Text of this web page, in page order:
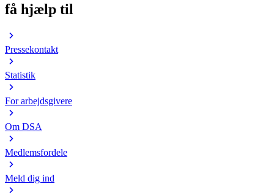
få hjælp til
Pressekontakt
Statistik
For arbejdsgivere
Om DSA
Medlemsfordele
Meld dig ind